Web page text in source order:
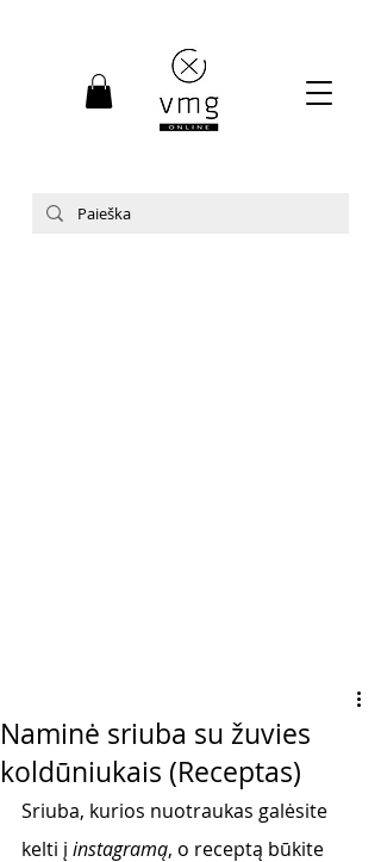
Naminė sriuba su žuvies
koldūniukais (Receptas)
Sriuba, kurios nuotraukas galėsite
kelti į instagramą, o receptą būkite